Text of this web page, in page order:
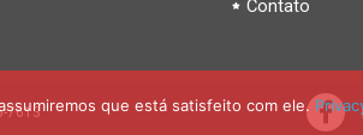
Contato
7613 que está satisfeito com ele.